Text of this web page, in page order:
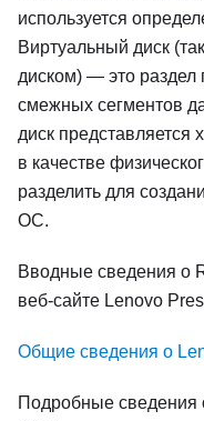
используется
Виртуальный диск
диском) — это раздел
смежных сегментов
диск представляется
в качестве
разделить для
ОС.
Вводные сведения о
веб-сайте Lenovo
Общие сведения о
Подробные сведения